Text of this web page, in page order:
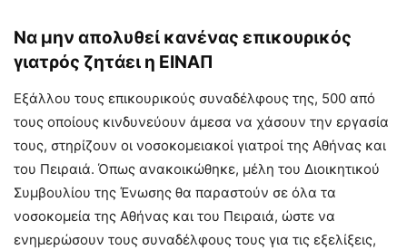
Να μην απολυθεί κανένας επικουρικός
γιατρός ζητάει η ΕΙΝΑΠ
Εξάλλου τους επικουρικούς συναδέλφους της, 500 από
τους οποίους κινδυνεύουν άμεσα να χάσουν την εργασία
τους, στηρίζουν οι νοσοκομειακοί γιατροί της Αθήνας και
του Πειραιά. Όπως ανακοικώθηκε, μέλη του Διοικητικού
Συμβουλίου της Ένωσης θα παραστούν σε όλα τα
νοσοκομεία της Αθήνας και του Πειραιά, ώστε να
ενημερώσουν τους συναδέλφους τους για τις εξελίξεις,